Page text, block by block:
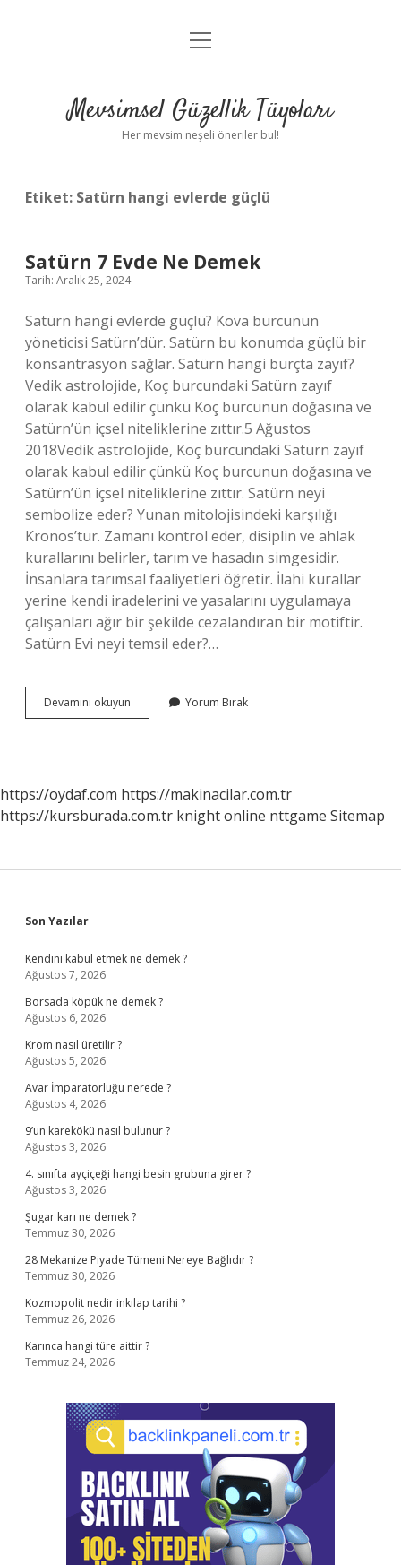
Anasayfa
Yasal Uyarı
menüyü
Mevsimsel Güzellik Tüyoları
Her mevsim neşeli öneriler bul!
Etiket: Satürn hangi evlerde güçlü
Satürn 7 Evde Ne Demek
Tarih: Aralık 25, 2024
Satürn hangi evlerde güçlü? Kova burcunun
yöneticisi Satürn’dür. Satürn bu konumda güçlü bir
konsantrasyon sağlar. Satürn hangi burçta zayıf?
Vedik astrolojide, Koç burcundaki Satürn zayıf
olarak kabul edilir çünkü Koç burcunun doğasına ve
Satürn’ün içsel niteliklerine zıttır.5 Ağustos
2018Vedik astrolojide, Koç burcundaki Satürn zayıf
olarak kabul edilir çünkü Koç burcunun doğasına ve
Satürn’ün içsel niteliklerine zıttır. Satürn neyi
sembolize eder? Yunan mitolojisindeki karşılığı
Kronos’tur. Zamanı kontrol eder, disiplin ve ahlak
kurallarını belirler, tarım ve hasadın simgesidir.
İnsanlara tarımsal faaliyetleri öğretir. İlahi kurallar
yerine kendi iradelerini ve yasalarını uygulamaya
çalışanları ağır bir şekilde cezalandıran bir motiftir.
Satürn Evi neyi temsil eder?…
Devamını okuyun
7
Yorum Bırak
https://oydaf.com https://makinacilar.com.tr
https://kursburada.com.tr knight online nttgame Sitemap
Sidebar
Son Yazılar
Kendini kabul etmek ne demek ?
Ağustos 7, 2026
Borsada köpük ne demek ?
Ağustos 6, 2026
Krom nasıl üretilir ?
Ağustos 5, 2026
Avar İmparatorluğu nerede ?
Ağustos 4, 2026
9’un karekökü nasıl bulunur ?
Ağustos 3, 2026
4. sınıfta ayçiçeği hangi besin grubuna girer ?
Ağustos 3, 2026
Şugar karı ne demek ?
Temmuz 30, 2026
28 Mekanize Piyade Tümeni Nereye Bağlıdır ?
Temmuz 30, 2026
Kozmopolit nedir inkılap tarihi ?
Temmuz 26, 2026
Karınca hangi türe aittir ?
Temmuz 24, 2026